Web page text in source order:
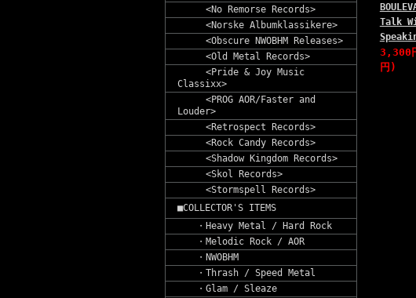
<No Remorse Records>
<Norske Albumklassikere>
<Obscure NWOBHM Releases>
<Old Metal Records>
<Pride & Joy Music
Classixx>
<PROG AOR/Faster and
Louder>
<Retrospect Records>
<Rock Candy Records>
<Shadow Kingdom Records>
<Skol Records>
<Stormspell Records>
■COLLECTOR'S ITEMS
・Heavy Metal / Hard Rock
・Melodic Rock / AOR
・NWOBHM
・Thrash / Speed Metal
・Glam / Sleaze
Talk
3,300
円)